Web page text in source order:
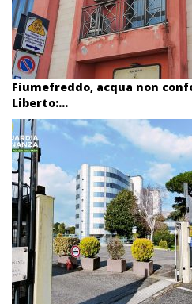
Fiumefreddo, acqua non
Liberto:...